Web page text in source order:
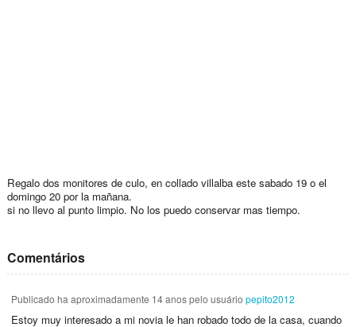
Regalo dos monitores de culo, en collado villalba este sabado 19 o el
domingo 20 por la mañana.
si no llevo al punto limpio. No los puedo conservar mas tiempo.
Comentários
Publicado ha aproximadamente 14 anospelo usuário pepito2012
Estoy muy interesado a mi novia le han robado todo de la casa, cuando